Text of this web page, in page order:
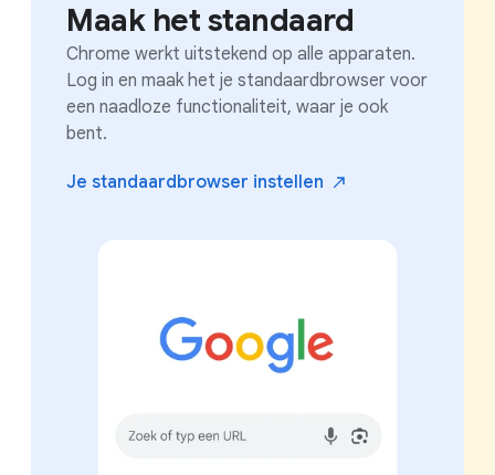
Maak het standaard
Chrome werkt uitstekend op alle apparaten.
Log in en maak het je standaardbrowser voor
een naadloze functionaliteit, waar je ook
bent.
Je standaardbrowser instellen